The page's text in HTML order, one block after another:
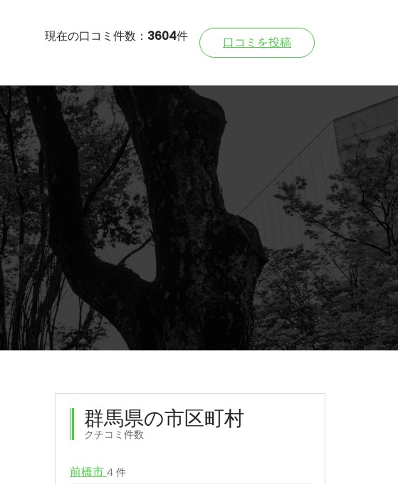
現在の口コミ件数： 3604件 口コミを投稿
群馬県の市区町村
クチコミ件数
前橋市 4 件